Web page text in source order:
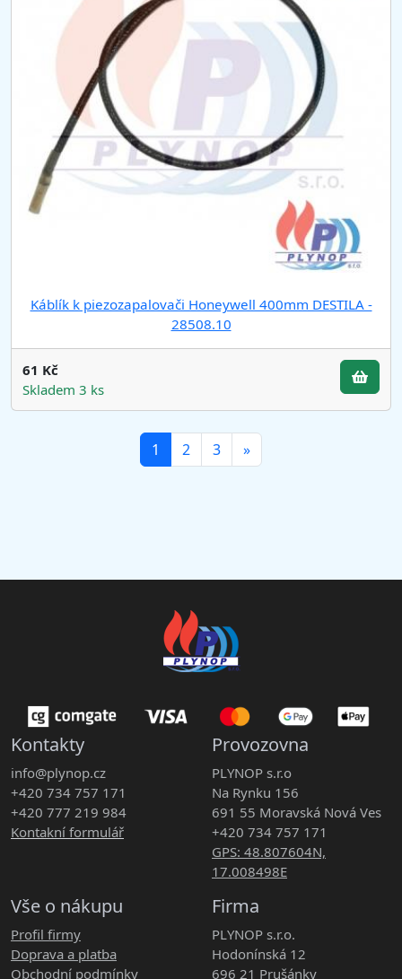
Káblík k piezozapalovači Honeywell 400mm DESTILA -
28508.10
61 Kč
Skladem 3 ks
1 (current)
2 3 »
Kontakty
info@plynop.cz
+420 734 757 171
+420 777 219 984
Kontakní formulář
Provozovna
PLYNOP s.r.o
Na Rynku 156
691 55 Moravská Nová Ves
+420 734 757 171
GPS: 48.807604N,
17.008498E
Vše o nákupu
Profil firmy
Doprava a platba
Obchodní podmínky
Firma
PLYNOP s.r.o.
Hodonínská 12
696 21 Prušánky